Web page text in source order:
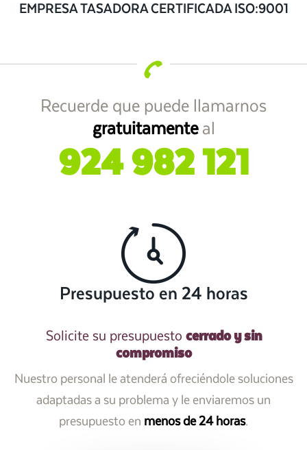
EMPRESA TASADORA CERTIFICADA ISO:9001
Recuerde que puede llamarnos
gratuitamenteal
924 982 121
Presupuesto en 24 horas
Solicite su presupuesto cerrado y sin
compromiso
Nuestro personal le atenderá ofreciéndole soluciones
adaptadas a su problema y le enviaremos un
presupuesto en menos de 24 horas.